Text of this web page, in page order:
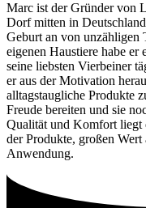
Marc ist der Gründer von
Dorf mitten in
Geburt an von unzähligen
eigenen Haustiere habe
seine liebsten Vierbeiner
er aus der Motivation
alltagstaugliche Produkte
Freude bereiten und sie
Qualität und Komfort liegt
der Produkte, großen
Anwendung.